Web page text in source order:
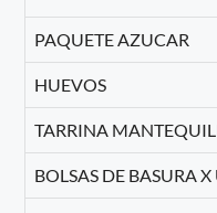
PAQUETE AZUCAR
HUEVOS
TARRINA
BOLSAS DE BASURA X